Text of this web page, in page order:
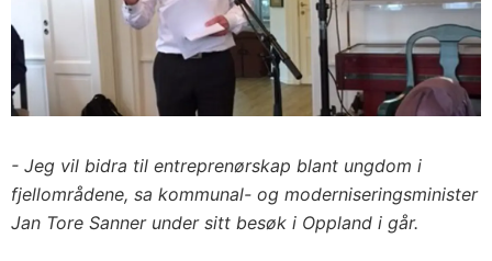
- Jeg vil bidra til entreprenørskap blant ungdom i
fjellområdene, sa kommunal- og moderniseringsminister
Jan Tore Sanner under sitt besøk i Oppland i går.